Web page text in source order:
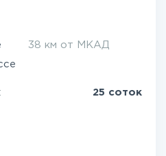
38 км от МКАД
25 соток